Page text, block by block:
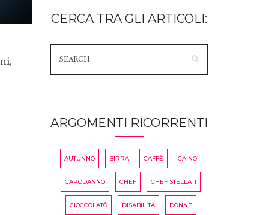
CERCA TRA GLI ARTICOLI:
ARGOMENTI RICORRENTI
AUTUNNO BIRRA CAFFÈ CAINO
CAPODANNO CHEF CHEF STELLATI
CIOCCOLATÒ DISABILITÀ DONNE